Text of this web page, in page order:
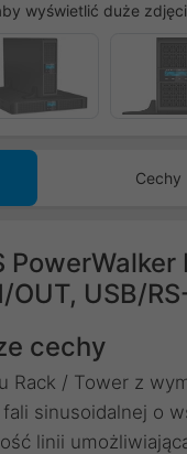
wyświetlić duże
Cechy
OUT, USB/
cechy
Rack / Tower z
sinusoidalnej o
linii